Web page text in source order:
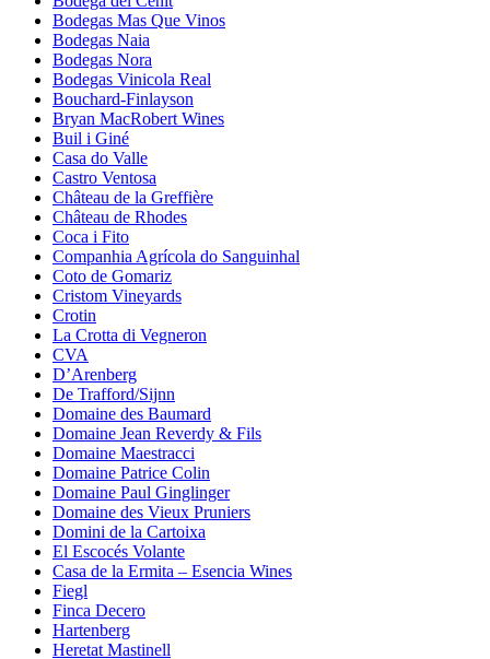
Bodegas Mas Que Vinos
Bodegas Naia
Bodegas Nora
Bodegas Vinicola Real
Bouchard-Finlayson
Bryan MacRobert Wines
Buil i Giné
Casa do Valle
Castro Ventosa
Château de la Greffière
Château de Rhodes
Coca i Fito
Companhia Agrícola do Sanguinhal
Coto de Gomariz
Cristom Vineyards
Crotin
La Crotta di Vegneron
CVA
D’Arenberg
De Trafford/Sijnn
Domaine des Baumard
Domaine Jean Reverdy & Fils
Domaine Maestracci
Domaine Patrice Colin
Domaine Paul Ginglinger
Domaine des Vieux Pruniers
Domini de la Cartoixa
El Escocés Volante
Casa de la Ermita – Esencia Wines
Fiegl
Finca Decero
Hartenberg
Heretat Mastinell